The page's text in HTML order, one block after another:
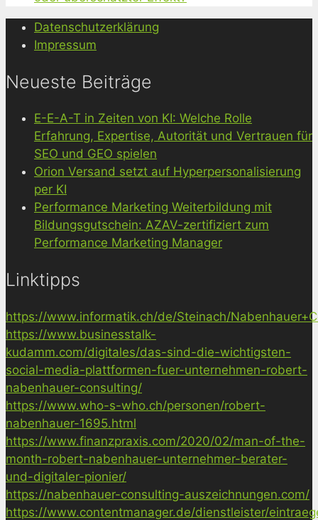
Datenschutzerklärung
Impressum
Neueste Beiträge
E-E-A-T in Zeiten von KI: Welche Rolle
Erfahrung, Expertise, Autorität und Vertrauen für
SEO und GEO spielen
Orion Versand setzt auf Hyperpersonalisierung
per KI
Performance Marketing Weiterbildung mit
Bildungsgutschein: AZAV-zertifiziert zum
Performance Marketing Manager
Linktipps
https://www.informatik.ch/de/Steinach/
https://www.businesstalk-
kudamm.com/digitales/das-sind-die-wichtigsten-
social-media-plattformen-fuer-unternehmen-robert-
nabenhauer-consulting/
https://www.who-s-who.ch/personen/robert-
nabenhauer-1695.html
https://www.finanzpraxis.com/2020/02/man-of-the-
month-robert-nabenhauer-unternehmer-berater-
und-digitaler-pionier/
https://nabenhauer-consulting-auszeichnungen.com/
https://www.contentmanager.de/dienstleister/